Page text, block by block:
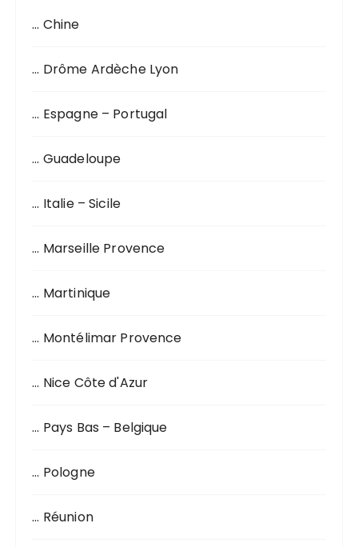
… Chine
… Drôme Ardèche Lyon
… Espagne – Portugal
… Guadeloupe
… Italie – Sicile
… Marseille Provence
… Martinique
… Montélimar Provence
… Nice Côte d'Azur
… Pays Bas – Belgique
… Pologne
… Réunion